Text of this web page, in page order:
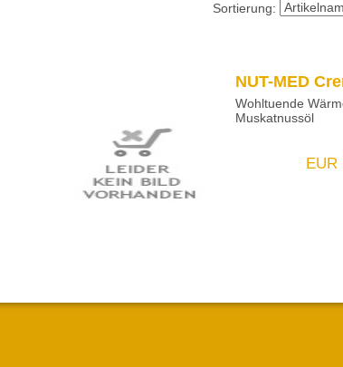
Sortierung:
NUT-MED
Wohltuende
Muskatnussöl
EUR